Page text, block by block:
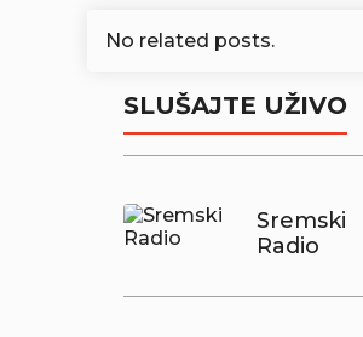
No related posts.
SLUŠAJTE UŽIVO
Sremski
Radio